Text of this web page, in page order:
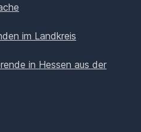
im Landkreis
in Hessen aus der